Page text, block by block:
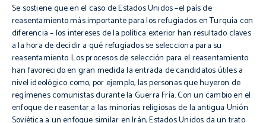
Se sostiene que en el caso de Estados Unidos –el país de
reasentamientomás importante para los refugiados en Turquía con
diferencia – los intereses de la política exterior han resultado claves
a la hora de decidir a qué refugiados se selecciona para su
reasentamiento. Los procesos de selección para el reasentamiento
han favorecido en gran medida la entrada de candidatos útiles a
nivel ideológico como, por ejemplo, las personas que huyeron de
regímenes comunistas durante la Guerra Fría. Con un cambio en el
enfoque dereasentara las minorías religiosas de la antigua Unión